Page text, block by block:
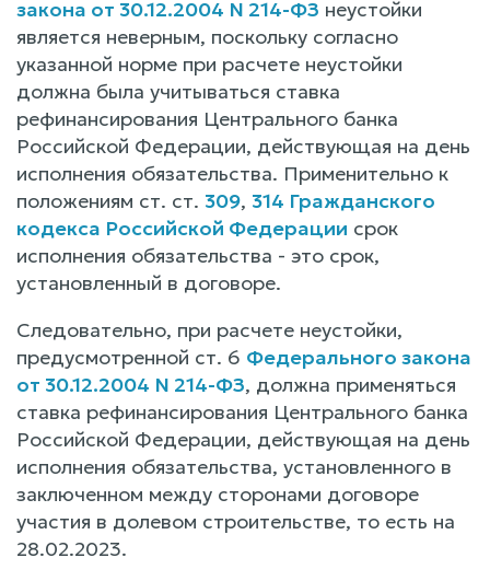
закона от 30.12.2004 N 214-ФЗ неустойки
является неверным, поскольку согласно
указанной норме при расчете неустойки
должна была учитываться ставка
рефинансирования Центрального банка
Российской Федерации, действующая на день
исполнения обязательства. Применительно к
положениям ст. ст. 309, 314 Гражданского
кодекса Российской Федерации срок
исполнения обязательства - это срок,
установленный в договоре.
Следовательно, при расчете неустойки,
предусмотренной ст. 6 Федерального закона
от 30.12.2004 N 214-ФЗ, должна применяться
ставка рефинансирования Центрального банка
Российской Федерации, действующая на день
исполнения обязательства, установленного в
заключенном между сторонами договоре
участия в долевом строительстве, то есть на
28.02.2023.